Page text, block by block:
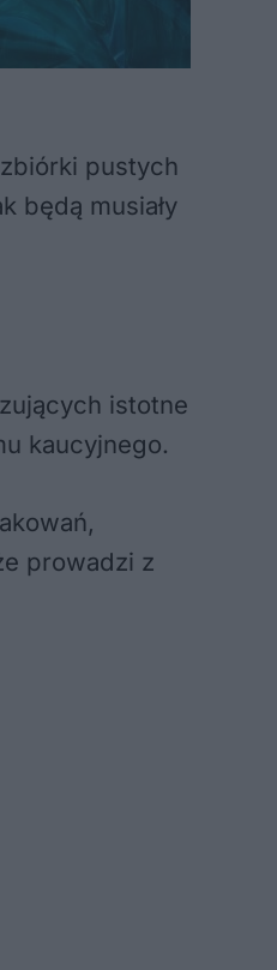
pustych
będą musiały
istotne
kaucyjnego.
prowadzi z